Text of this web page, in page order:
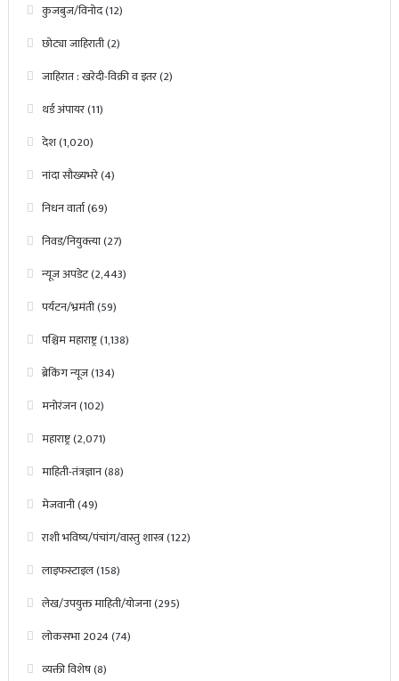
कुजबुज/विनोद(12)
छोट्या जाहिराती(2)
जाहिरात : खरेदी-विक्री व इतर(2)
थर्ड अंपायर(11)
देश(1,020)
नांदा सौख्यभरे(4)
निधन वार्ता(69)
निवड/नियुक्त्या(27)
न्यूज अपडेट(2,443)
पर्यटन/भ्रमंती(59)
पश्चिम महाराष्ट्र(1,138)
ब्रेकिंग न्यूज(134)
मनोरंजन(102)
महाराष्ट्र(2,071)
माहिती-तंत्रज्ञान(88)
मेजवानी(49)
राशी भविष्य/पंचांग/वास्तु शास्त्र(122)
लाइफस्टाइल(158)
लेख/उपयुक्त माहिती/योजना(295)
लोकसभा 2024(74)
व्यक्ती विशेष(8)